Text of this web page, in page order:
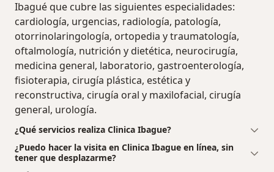
Ibagué que cubre las siguientes especialidades:
cardiología, urgencias, radiología, patología,
otorrinolaringología, ortopedia y traumatología,
oftalmología, nutrición y dietética, neurocirugía,
medicina general, laboratorio, gastroenterología,
fisioterapia, cirugía plástica, estética y
reconstructiva, cirugía oral y maxilofacial, cirugía
general, urología.
¿Qué servicios realiza Clinica Ibague?
¿Puedo hacer la visita en Clinica Ibague en línea, sin
tener que desplazarme?